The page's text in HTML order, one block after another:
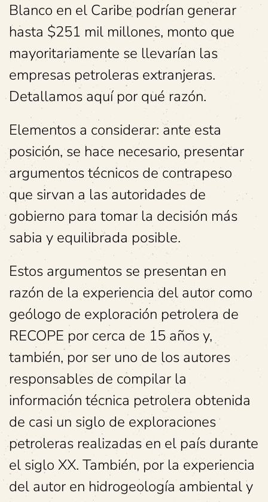
Blanco en el Caribe podrían generar
hasta $251 mil millones, monto que
mayoritariamente se llevarían las
empresas petroleras extranjeras.
Detallamos aquí por qué razón.
Elementos a considerar: ante esta
posición, se hace necesario, presentar
argumentos técnicos de contrapeso
que sirvan a las autoridades de
gobierno para tomar la decisión más
sabia y equilibrada posible.
Estos argumentos se presentan en
razón de la experiencia del autor como
geólogo de exploración petrolera de
RECOPE por cerca de 15 años y,
también, por ser uno de los autores
responsables de compilar la
información técnica petrolera obtenida
de casi un siglo de exploraciones
petroleras realizadas en el país durante
el siglo XX. También, por la experiencia
del autor en hidrogeología ambiental y